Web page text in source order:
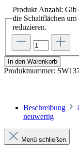
Produkt Anzahl: Gib
die Schaltflächen
reduzieren.
In den Warenkorb
Produktnummer:
Beschreibung
neuwertig
Menü schließen